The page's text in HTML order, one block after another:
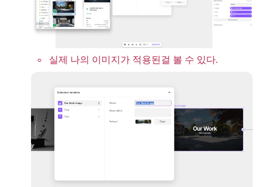
◦ 실제 나의 이미지가 적용된걸 볼 수 있다.